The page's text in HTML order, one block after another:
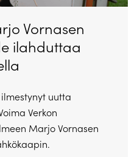
Vornasen
ilahduttaa
uutta
Verkon
Marjo Vornasen